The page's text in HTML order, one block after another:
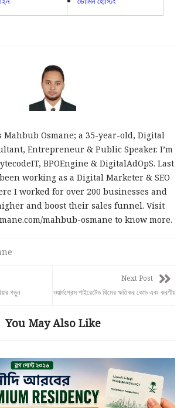
Mahbub Osmane; a 35-year-old, Digital
Entrepreneur & Public Speaker. I’m
BPOEngine & DigitalAdOpS. Last
working as a Digital Marketer & SEO
I worked for over 200 businesses and
and boost their sales funnel. Visit
mahbub-osmane to know more.
গড়ুন
Next Post
ওয়ার্ডপ্রেস পাইরেটেড থিমের ক্ষতিকর কোড এবং করণীয়
You May Also Like